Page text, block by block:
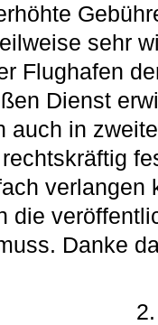
sehr
Flughafen
Dienst
auch in
verlangen
die
Danke